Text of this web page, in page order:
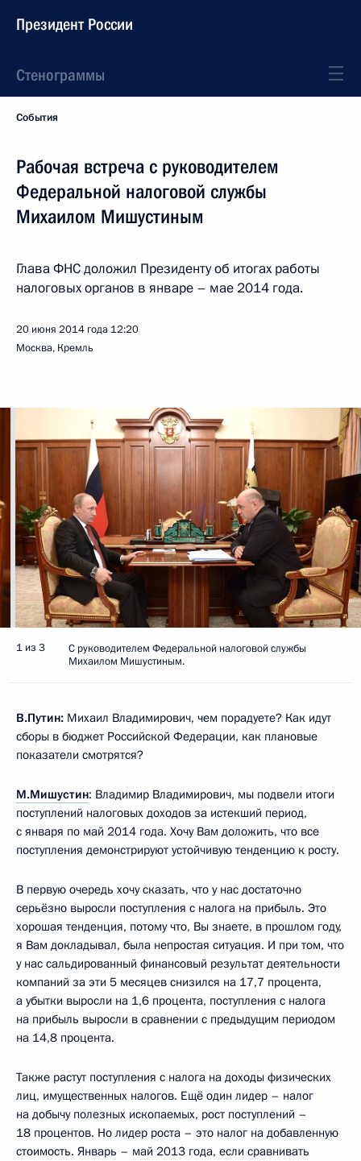
Президент России
Стенограммы
События
Рабочая встреча с руководителем
Федеральной налоговой службы
Михаилом Мишустиным
Глава ФНС доложил Президенту об итогах работы
налоговых органов в январе – мае 2014 года.
20 июня 2014 года 12:20
Москва, Кремль
1 из 3
С руководителем Федеральной налоговой службы
Михаилом Мишустиным.
В.Путин: Михаил Владимирович, чем порадуете? Как идут
сборы в бюджет Российской Федерации, как плановые
показатели смотрятся?
М.Мишустин: Владимир Владимирович, мы подвели итоги
поступлений налоговых доходов за истекший период,
с января по май 2014 года. Хочу Вам доложить, что все
поступления демонстрируют устойчивую тенденцию к росту.
В первую очередь хочу сказать, что у нас достаточно
серьёзно выросли поступления с налога на прибыль. Это
хорошая тенденция, потому что, Вы знаете, в прошлом году,
я Вам докладывал, была непростая ситуация. И при том, что
у нас сальдированный финансовый результат деятельности
компаний за эти 5 месяцев снизился на 17,7 процента,
а убытки выросли на 1,6 процента, поступления с налога
на прибыль выросли в сравнении с предыдущим периодом
на 14,8 процента.
Также растут поступления с налога на доходы физических
лиц, имущественных налогов. Ещё один лидер – налог
на добычу полезных ископаемых, рост поступлений –
18 процентов. Но лидер роста – это налог на добавленную
стоимость. Январь – май 2013 года, если сравнивать